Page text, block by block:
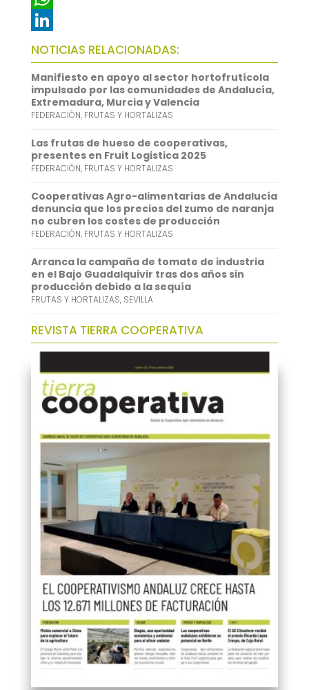
e
b
o
o
k
t
t
e
r
m
a
i
l
W
h
a
t
s
A
p
p
L
i
n
k
e
d
I
n
NOTICIAS RELACIONADAS:
Manifiesto en apoyo al sector hortofrutícola
impulsado por las comunidades de Andalucía,
Extremadura, Murcia y Valencia
FEDERACIÓN, FRUTAS Y HORTALIZAS
Las frutas de hueso de cooperativas,
presentes en Fruit Logistica 2025
FEDERACIÓN, FRUTAS Y HORTALIZAS
Cooperativas Agro-alimentarias de Andalucía
denuncia que los precios del zumo de naranja
no cubren los costes de producción
FEDERACIÓN, FRUTAS Y HORTALIZAS
Arranca la campaña de tomate de industria
en el Bajo Guadalquivir tras dos años sin
producción debido a la sequía
FRUTAS Y HORTALIZAS, SEVILLA
REVISTA TIERRA COOPERATIVA